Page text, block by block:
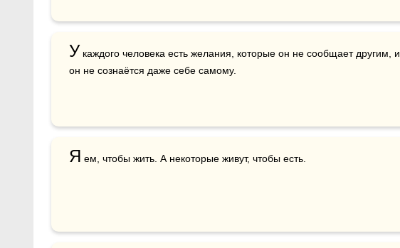
У каждого человека есть желания, которые он не сообщает другим, и
он не сознаётся даже себе самому.
Я ем, чтобы жить. А некоторые живут, чтобы есть.